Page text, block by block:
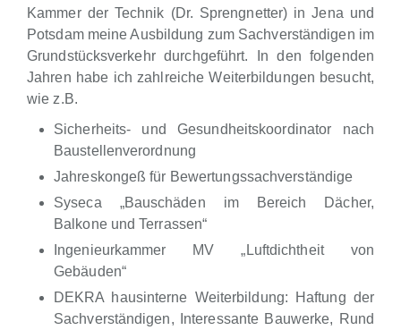
Kammer der Technik (Dr. Sprengnetter) in Jena und
Potsdam meine Ausbildung zum Sachverständigen im
Grundstücksverkehr durchgeführt. In den folgenden
Jahren habe ich zahlreiche Weiterbildungen besucht,
wie z.B.
Sicherheits- und Gesundheitskoordinator nach
Baustellenverordnung
Jahreskongeß für Bewertungssachverständige
Syseca „Bauschäden im Bereich Dächer,
Balkone und Terrassen“
Ingenieurkammer MV „Luftdichtheit von
Gebäuden“
DEKRA hausinterne Weiterbildung: Haftung der
Sachverständigen, Interessante Bauwerke, Rund